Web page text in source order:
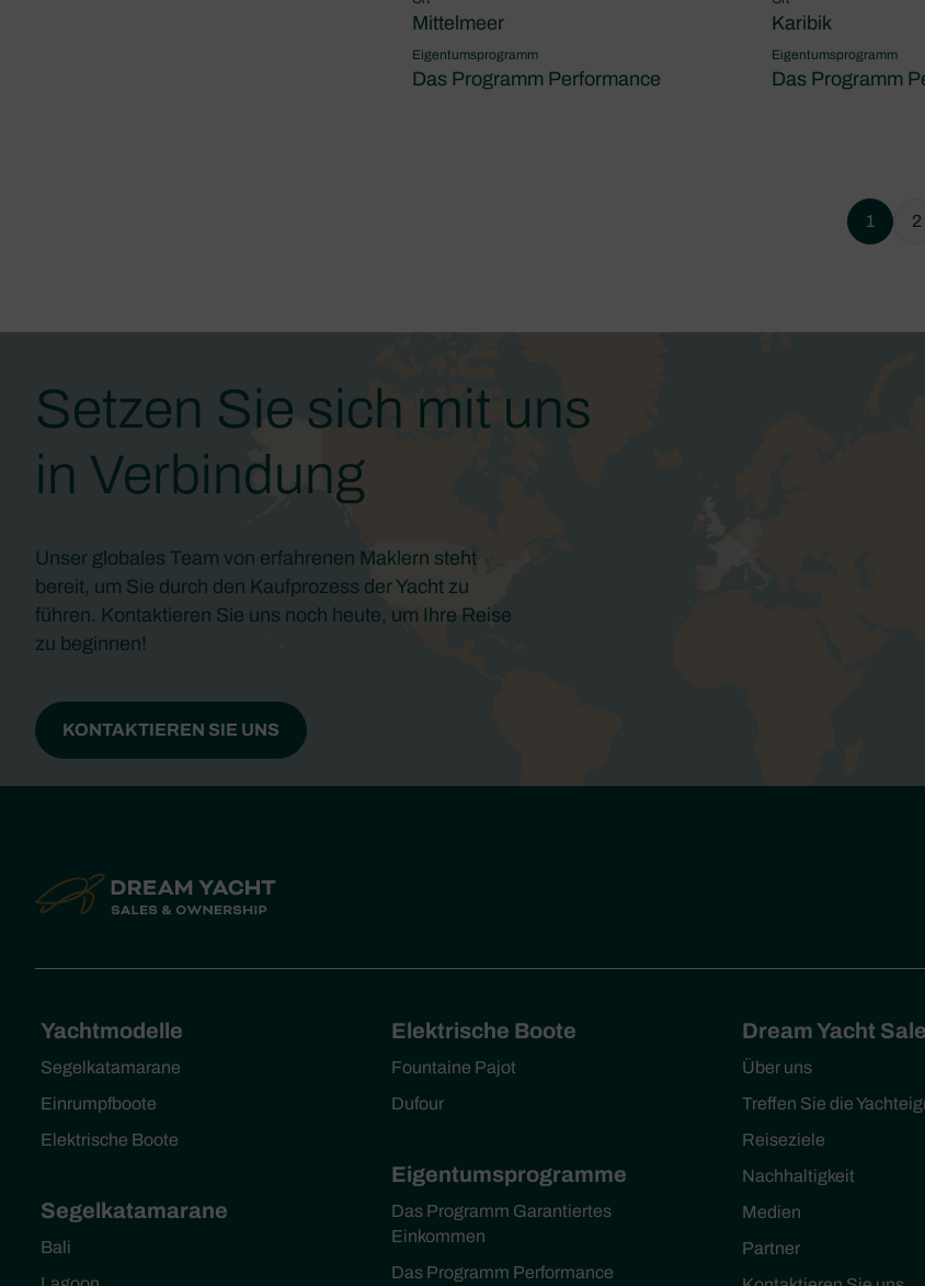
Mittelmeer
Eigentumsprogramm
Das Programm Performance
Karibik
Eigentumsprogramm
Das Programm
1 2
Setzen Sie sich mit uns
in Verbindung
Unser globales Team von erfahrenen Maklern steht
bereit, um Sie durch den Kaufprozess der Yacht zu
führen. Kontaktieren Sie uns noch heute, um Ihre Reise
zu beginnen!
KONTAKTIEREN SIE UNS
Yachtmodelle
Segelkatamarane
Einrumpfboote
Elektrische Boote
Segelkatamarane
Bali
Elektrische Boote
Fountaine Pajot
Dufour
Eigentumsprogramme
Das Programm Garantiertes
Einkommen
Das Programm Performance
Dream Yacht
Über uns
Treffen Sie die
Reiseziele
Nachhaltigkeit
Medien
Partner